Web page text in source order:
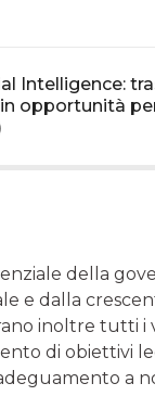
Intelligence:
in opportunità
della
e dalla
inoltre tutti i
di obiettivi
a